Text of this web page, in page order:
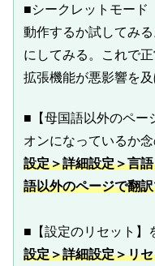
■シークレットモード
動作するか試してみ
にしてみる。これで
拡張機能が悪影響を
■【母国語以外のペー
オンになっているか念
設定＞詳細設定＞言
語以外のページで翻
■【設定のリセット】
設定＞詳細設定＞リ